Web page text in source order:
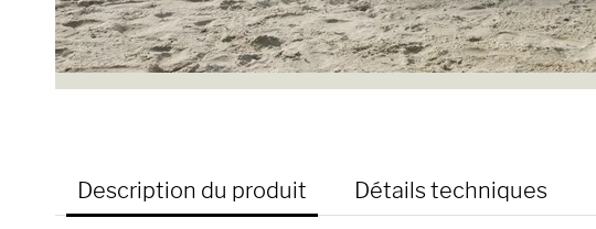
Description du produit Détails techniques